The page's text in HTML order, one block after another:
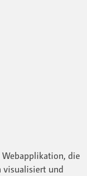
die
visualisiert und